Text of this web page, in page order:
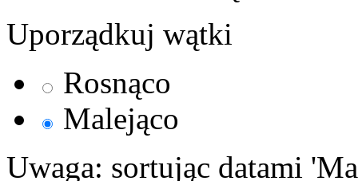
Uporządkuj wątki
Rosnąco
Malejąco
Uwaga: sortując datami